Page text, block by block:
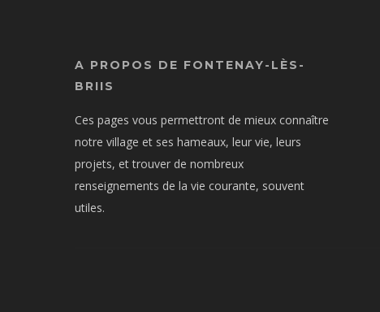
A PROPOS DE FONTENAY-LÈS-
BRIIS
Ces pages vous permettront de mieux connaître
notre village et ses hameaux, leur vie, leurs
projets, et trouver de nombreux
renseignements de la vie courante, souvent
utiles.